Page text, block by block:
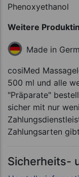
Phenoxyethanol
Weitere
Made in
cosiMed
500 ml und alle
"Präparate"
sicher mit nur
Zahlungsarten
Sicherheits-